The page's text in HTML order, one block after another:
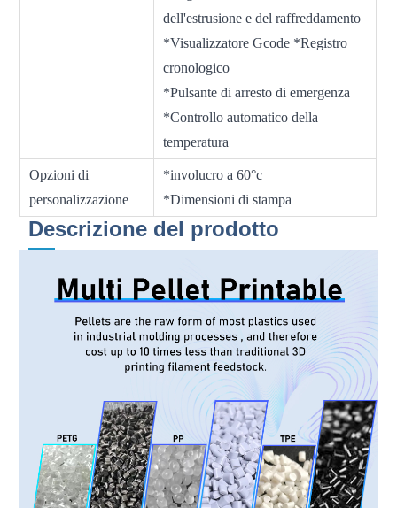
dell'estrusione e del raffreddamento
*Visualizzatore Gcode *Registro
cronologico
*Pulsante di arresto di emergenza
*Controllo automatico della
temperatura
Opzioni di
personalizzazione
*involucro a 60°c
*Dimensioni di stampa
Descrizione del prodotto